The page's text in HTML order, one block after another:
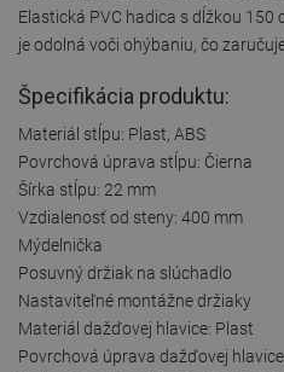
Elastická PVC hadica s dĺžkou
je odolná voči ohýbaniu, čo
Špecifikácia produktu:
Materiál stĺpu: Plast, ABS
Povrchová úprava stĺpu: Čierna
Šírka stĺpu: 22 mm
Vzdialenosť od steny: 400 mm
Mýdelnička
Posuvný držiak na slúchadlo
Nastaviteľné montážne držiaky
Materiál dažďovej hlavice: Plast
Povrchová úprava dažďovej